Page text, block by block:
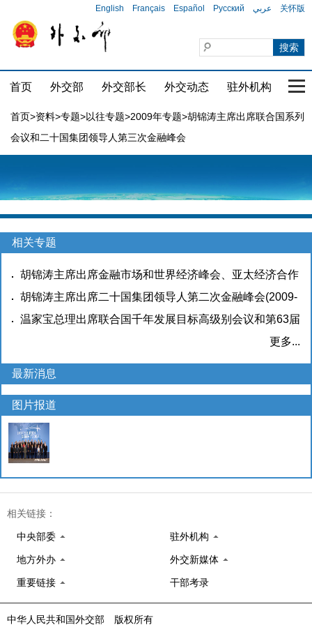
English Français Español Русский عربي 关怀版
首页 外交部 外交部长 外交动态 驻外机构 国
首页>资料>专题>以往专题>2009年专题>胡锦涛主席出席联合国系列
会议和二十国集团领导人第三次金融峰会
相关专题
胡锦涛主席出席金融市场和世界经济峰会、亚太经济合作
组织会议，对哥斯达黎加、古巴、秘鲁、希腊进行国事访
问(2009-09-17)
胡锦涛主席出席二十国集团领导人第二次金融峰会(2009-
09-17)
温家宝总理出席联合国千年发展目标高级别会议和第63届
更多...
最新消息
图片报道
相关链接：
中央部委 驻外机构
地方外办 外交新媒体
重要链接 干部考录
中华人民共和国外交部 版权所有